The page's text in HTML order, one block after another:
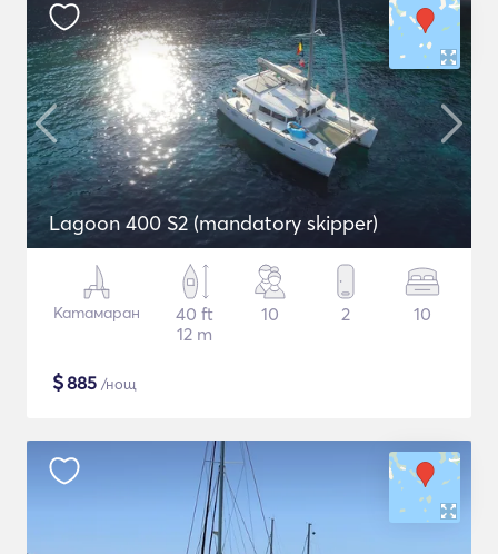
Lagoon 400 S2 (mandatory skipper)
Катамаран
40 ft
12 m
10 2 10
$885 /нощ